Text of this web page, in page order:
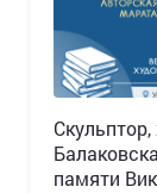
памяти